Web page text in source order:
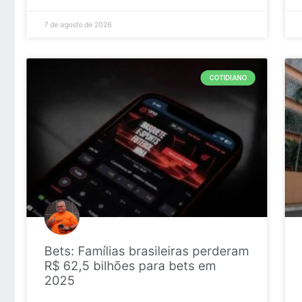
7 de agosto de 2026
COTIDIANO
Bets: Famílias brasileiras perderam
R$ 62,5 bilhões para bets em
2025